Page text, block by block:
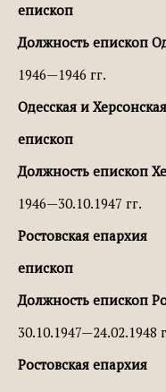
епископ
Должность епископ
1946—1946 гг.
Одесская и
епископ
Должность епископ
1946—30.10.1947 гг.
Ростовская епархия
епископ
Должность епископ
30.10.1947—24.02.1948
Ростовская епархия